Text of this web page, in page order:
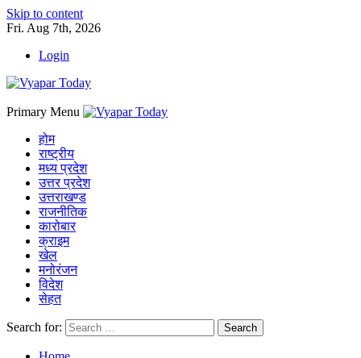
Skip to content
Fri. Aug 7th, 2026
Login
Primary Menu
होम
राष्ट्रीय
मध्य प्रदेश
उत्तर प्रदेश
उत्तराखण्ड
राजनीतिक
कारोबार
क्राइम
खेल
मनोरंजन
विदेश
सेहत
Search for: